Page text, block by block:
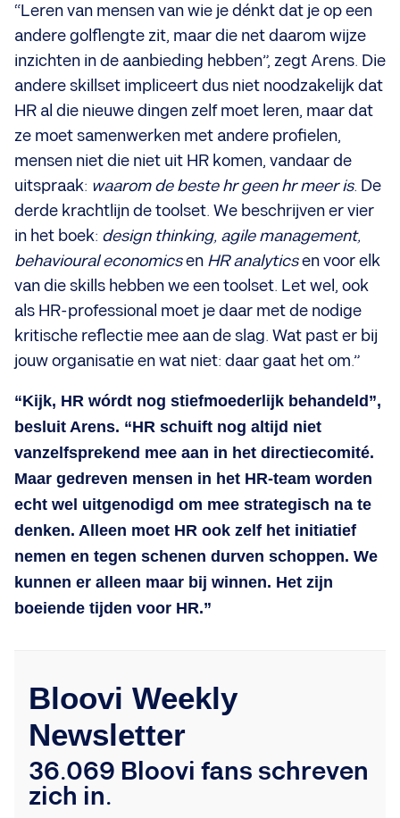
“Leren van mensen van wie je dénkt dat je op een
andere golflengte zit, maar die net daarom wijze
inzichten in de aanbieding hebben”, zegt Arens. Die
andere skillset impliceert dus niet noodzakelijk dat
HR al die nieuwe dingen zelf moet leren, maar dat
ze moet samenwerken met andere profielen,
mensen niet die niet uit HR komen, vandaar de
uitspraak: waarom de beste hr geen hr meer is. De
derde krachtlijn de toolset. We beschrijven er vier
in het boek: design thinking, agile management,
behavioural economicsen HR analyticsen voor elk
van die skills hebben we een toolset. Let wel, ook
als HR-professional moet je daar met de nodige
kritische reflectie mee aan de slag. Wat past er bij
jouw organisatie en wat niet: daar gaat het om.”
“Kijk, HR wórdt nog stiefmoederlijk behandeld”,
besluit Arens. “HR schuift nog altijd niet
vanzelfsprekend mee aan in het directiecomité.
Maar gedreven mensen in het HR-team worden
echt wel uitgenodigd om mee strategisch na te
denken. Alleen moet HR ook zelf het initiatief
nemen en tegen schenen durven schoppen. We
kunnen er alleen maar bij winnen. Het zijn
boeiende tijden voor HR.”
Bloovi Weekly
Newsletter
36.069 Bloovi fans schreven
zich in.